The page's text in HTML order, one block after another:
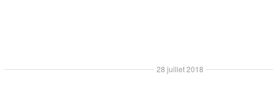
28 juillet 2018